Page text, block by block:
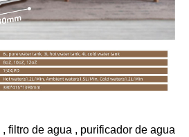
, filtro de agua , purificador de agua